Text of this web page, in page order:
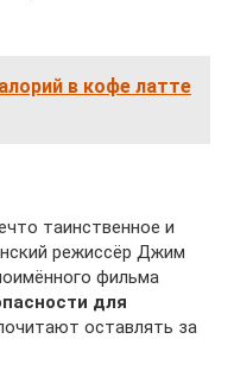
в кофе латте
таинственное и
режиссёр Джим
фильма
для
оставлять за